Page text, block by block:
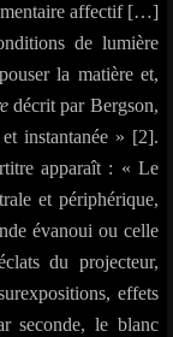
affectif […]
de lumière
la matière et,
décrit par Bergson,
instantanée » [2].
apparaît : « Le
et périphérique,
évanoui ou celle
du projecteur,
effets
seconde, le blanc